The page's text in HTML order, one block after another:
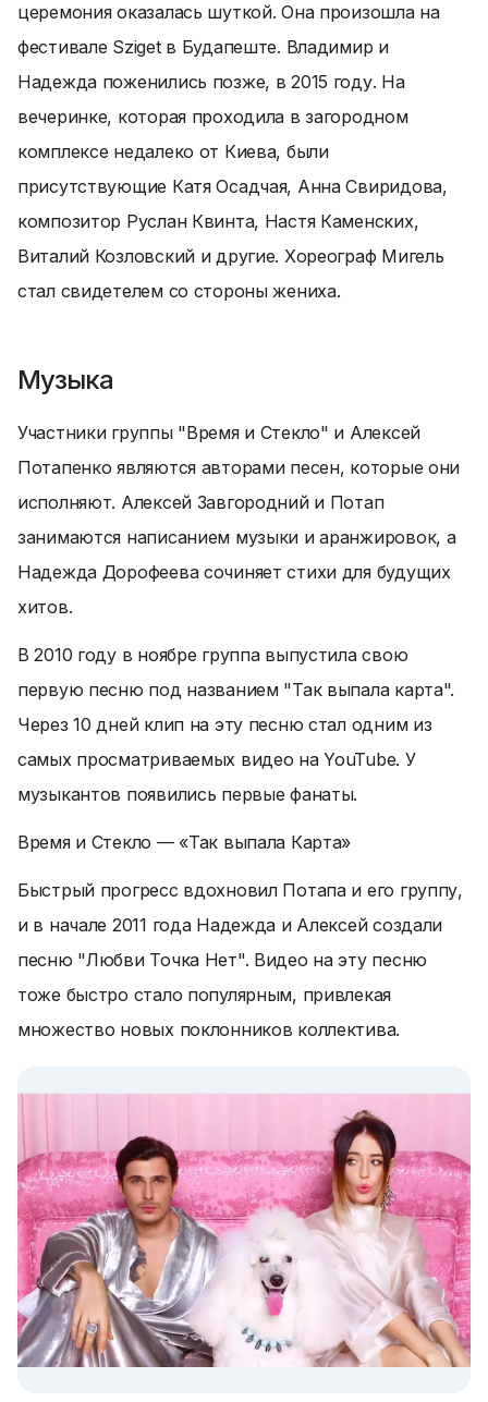
церемония оказалась шуткой. Она произошла на
фестивале Sziget в Будапеште. Владимир и
Надежда поженились позже, в 2015 году. На
вечеринке, которая проходила в загородном
комплексе недалеко от Киева, были
присутствующие Катя Осадчая, Анна Свиридова,
композитор Руслан Квинта, Настя Каменских,
Виталий Козловский и другие. Хореограф Мигель
стал свидетелем со стороны жениха.
Музыка
Участники группы "Время и Стекло" и Алексей
Потапенко являются авторами песен, которые они
исполняют. Алексей Завгородний и Потап
занимаются написанием музыки и аранжировок, а
Надежда Дорофеева сочиняет стихи для будущих
хитов.
В 2010 году в ноябре группа выпустила свою
первую песню под названием "Так выпала карта".
Через 10 дней клип на эту песню стал одним из
самых просматриваемых видео на YouTube. У
музыкантов появились первые фанаты.
Время и Стекло — «Так выпала Карта»
Быстрый прогресс вдохновил Потапа и его группу,
и в начале 2011 года Надежда и Алексей создали
песню "Любви Точка Нет". Видео на эту песню
тоже быстро стало популярным, привлекая
множество новых поклонников коллектива.